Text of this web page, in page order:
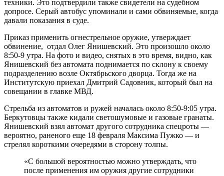
техники. Это подтвердили также свидетели на судебном
допросе. Серый автобус упоминали и сами обвиняемые, когда
давали показания в суде.
Приказ применить огнестрельное оружие, утверждает
обвинение, отдал Олег Янишевский. Это произошло около
8:50-9 утра. На фото и видео, снятых в это время, видно, как
Янишевский без автомата поднимается по склону к своему
подразделению возле Октябрьского дворца. Тогда же на
Институтскую приехал Дмитрий Садовник, который был на
совещании в главке МВД.
Стрельба из автоматов и ружей началась около 8:50-9:05 утра.
Беркутовцы также кидали светошумовые и газовые гранаты.
Янишевский взял автомат другого сотрудника спецроты —
вероятно, раненого еще 18 февраля Максима Пужко — и
стрелял короткими очередями в сторону толпы.
«С большой вероятностью можно утверждать, что
после применения им оружия другие сотрудники